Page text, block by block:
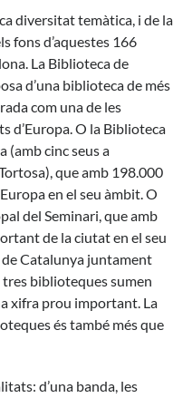
diversitat temàtica, i de la
fons d’aquestes 166
La Biblioteca de
d’una biblioteca de més
com una de les
d’Europa. O la Biblioteca
(amb cinc seus a
que amb 198.000
en el seu àmbit. O
del Seminari, que amb
de la ciutat en el seu
Catalunya juntament
biblioteques sumen
xifra prou important. La
és també més que
d’una banda, les